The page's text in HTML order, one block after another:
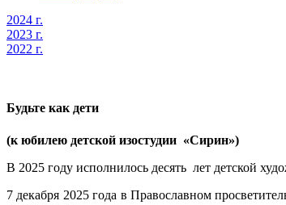
2024 г.
2023 г.
2022 г.
Будьте как дети
(к юбилею детской изостудии «Сирин»)
В 2025 году исполнилось десять лет детской
7 декабря 2025 года в Православном